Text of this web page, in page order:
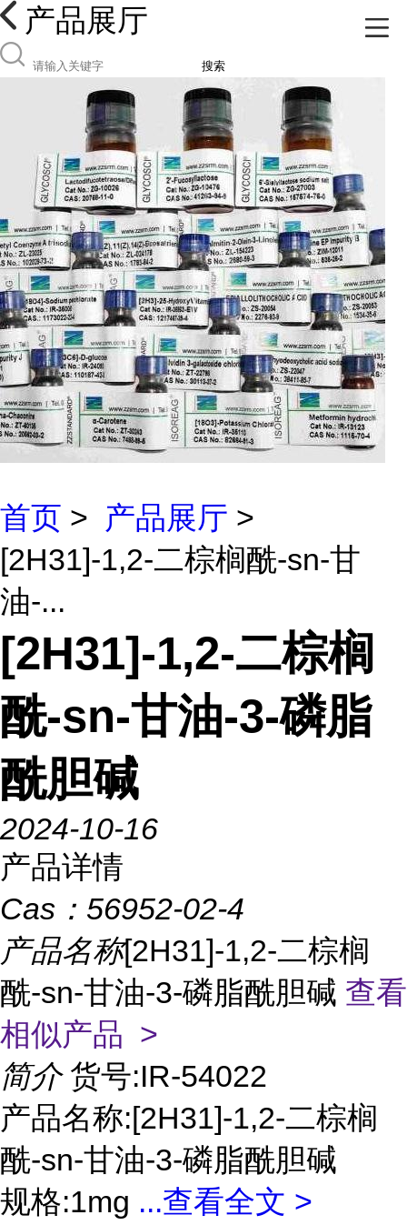
产品展厅
搜索
首页 > 产品展厅 >
[2H31]-1,2-二棕榈酰-sn-甘
油-...
[2H31]-1,2-二棕榈
酰-sn-甘油-3-磷脂
酰胆碱
2024-10-16
产品详情
Cas： 56952-02-4
产品名称[2H31]-1,2-二棕榈
酰-sn-甘油-3-磷脂酰胆碱 查看
相似产品 >
简介 货号:IR-54022
产品名称:[2H31]-1,2-二棕榈
酰-sn-甘油-3-磷脂酰胆碱
规格:1mg ...查看全文 >